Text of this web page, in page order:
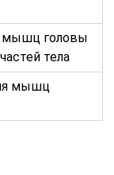
мышц головы
тела
мышц